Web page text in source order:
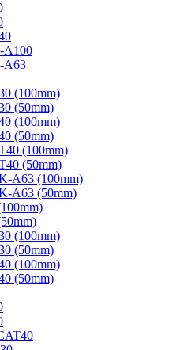
A100
A63
(100mm)
(50mm)
(100mm)
(50mm)
(100mm)
(50mm)
A63 (100mm)
A63 (50mm)
(100mm)
(50mm)
(100mm)
(50mm)